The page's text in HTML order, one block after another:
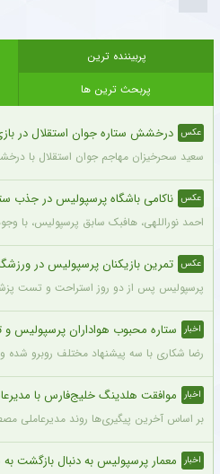
پربیننده ترین
پربحث ترین ها
عکس درخشش ستاره جوان استقلال در
سعید سحرخیزان مهاجم جوان استقلال با
عکس ناکامی باشگاه پرسپولیس در
احمد نوراللهی، هافبک سابق پرسپولیس، با
عکس تمرین بازیکنان پرسپولیس در
پرسپولیس پس از دو روز استراحت و تست
اخبار ستاره محبوب هواداران پرسپولیس و
رضا شکاری با سه پیشنهاد مختلف روبرو شده و
اخبار موافقت هلدینگ خلیج‌فارس با
بر اساس آخرین پیگیری‌ها روند مدیرعاملی
اخبار معمار پرسپولیس به دنبال بازگشت به مستطیل سبز